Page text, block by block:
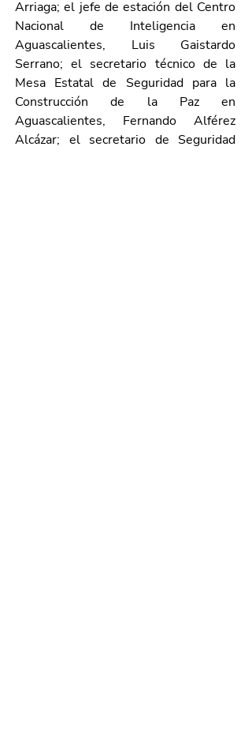
Arriaga; el jefe de estación del Centro
Nacional de Inteligencia en
Aguascalientes, Luis Gaistardo
Serrano; el secretario técnico de la
Mesa Estatal de Seguridad para la
Construcción de la Paz en
Aguascalientes, Fernando Alférez
Alcázar; el secretario de Seguridad